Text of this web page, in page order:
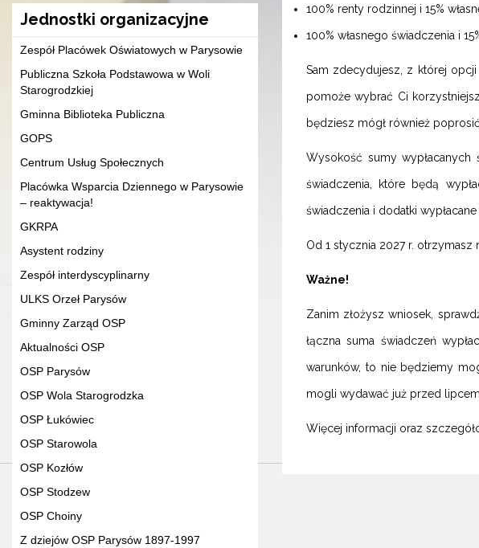
Jednostki organizacyjne
Zespół Placówek Oświatowych w Parysowie
Publiczna Szkoła Podstawowa w Woli
Starogrodzkiej
Gminna Biblioteka Publiczna
GOPS
Centrum Usług Społecznych
Placówka Wsparcia Dziennego w Parysowie
– reaktywacja!
GKRPA
Asystent rodziny
Zespół interdyscyplinarny
ULKS Orzeł Parysów
Gminny Zarząd OSP
Aktualności OSP
OSP Parysów
OSP Wola Starogrodzka
OSP Łukówiec
OSP Starowola
OSP Kozłów
OSP Stodzew
OSP Choiny
Z dziejów OSP Parysów 1897-1997
100% renty rodzinnej i 15%
100% własnego świadczenia i
Sam zdecydujesz, z której
pomoże wybrać Ci
będziesz mógł również
Wysokość sumy
świadczenia, które będą
świadczenia i dodatki
Od 1 stycznia 2027 r. otrzymasz
Ważne!
Zanim złożysz wniosek,
łączna suma świadczeń
warunków, to nie będziemy
mogli wydawać już przed
Więcej informacji oraz